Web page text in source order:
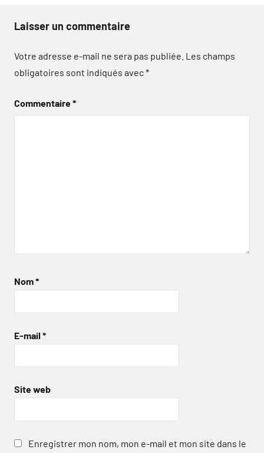
Laisser un commentaire
Votre adresse e-mail ne sera pas publiée. Les champs
obligatoires sont indiqués avec*
Commentaire*
Nom*
E-mail *
Site web
Enregistrer mon nom, mon e-mail et mon site dans le